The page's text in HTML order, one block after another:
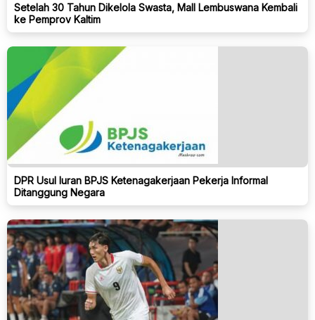
Setelah 30 Tahun Dikelola Swasta, Mall Lembuswana Kembali
ke Pemprov Kaltim
DPR Usul Iuran BPJS Ketenagakerjaan Pekerja Informal
Ditanggung Negara